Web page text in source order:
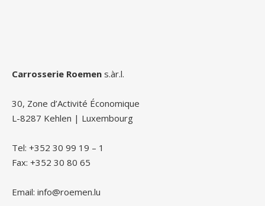
Carrosserie Roemen s.àr.l.
30, Zone d’Activité Économique
L-8287 Kehlen | Luxembourg
Tel: +352 30 99 19 – 1
Fax: +352 30 80 65
Email: info@roemen.lu